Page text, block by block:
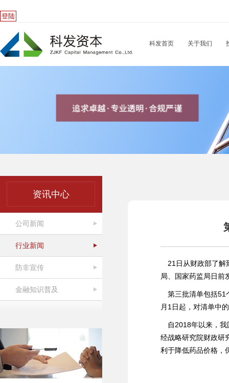
登陆
科发首页 关于我们
资讯中心
公司新闻
行业新闻
防非宣传
金融知识普及
21日从财政部了解
局、国家药监局日前
第三批清单包括51
月1日起，对清单中
自2018年以来，
经战略研究院财政研
利于降低药品价格，